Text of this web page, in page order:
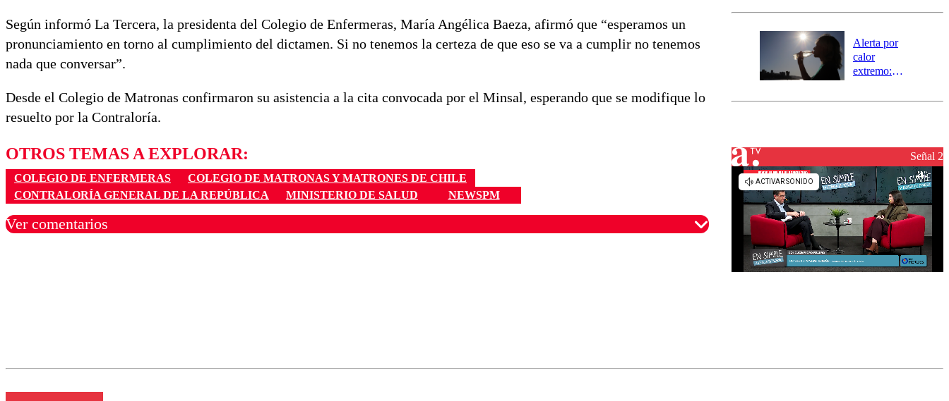
Según informó La Tercera, la presidenta del Colegio de Enfermeras, María Angélica Baeza, afirmó que “esperamos un
pronunciamiento en torno al cumplimiento del dictamen. Si no tenemos la certeza de que eso se va a cumplir no tenemos
nada que conversar”.
Desde el Colegio de Matronas confirmaron su asistencia a la cita convocada por el Minsal, esperando que se modifique lo
resuelto por la Contraloría.
OTROS TEMAS A EXPLORAR:
COLEGIO DE ENFERMERAS
COLEGIO DE MATRONAS Y MATRONES DE CHILE
CONTRALORÍA GENERAL DE LA REPÚBLICA
MINISTERIO DE SALUD NEWSPM
Ver comentarios
revisa la
epicentro
Alerta por
calor
extremo:
activa Alerta
Señal 2